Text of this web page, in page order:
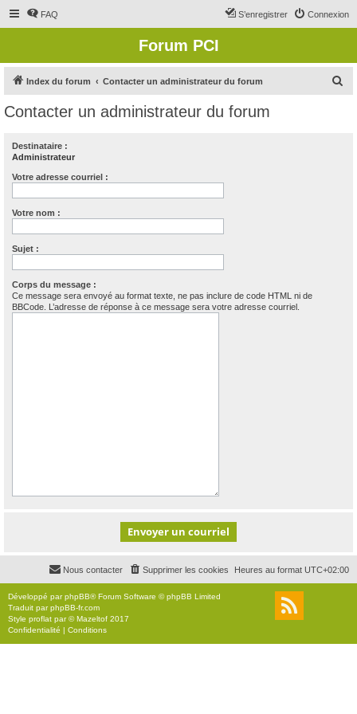
FAQ Connexion
S’enregistrer
Forum PCI
Index du forum Contacter un administrateur du forum
Contacter un administrateur du forum
Destinataire :
Administrateur
Votre adresse courriel :
Votre nom :
Sujet :
Corps du message :
Ce message sera envoyé au format texte, ne pas inclure de code HTML ni de
BBCode. L’adresse de réponse à ce message sera votre adresse courriel.
Heures au format UTC+02:00
Supprimer les cookies
Nous contacter
Développé parphpBB® Forum Software © phpBB Limited
Traduit parphpBB-fr.com
Style proflat par ©Mazeltof 2017
Confidentialité | Conditions